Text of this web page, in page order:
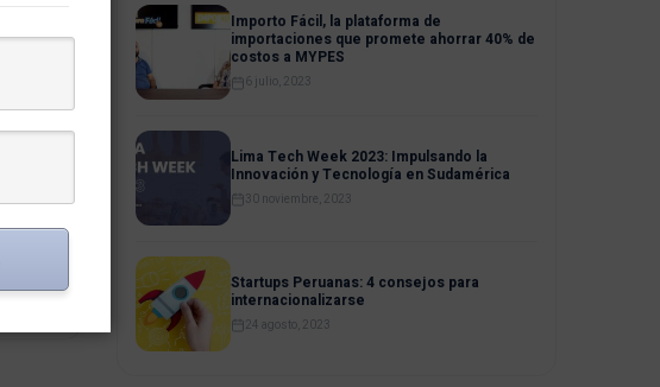
Importo Fácil, la plataforma de
importaciones que promete ahorrar 40% de
costos a MYPES
6 julio, 2023
Lima Tech Week 2023: Impulsando la
Innovación y Tecnología en Sudamérica
30 noviembre, 2023
Startups Peruanas: 4 consejos para
internacionalizarse
24 agosto, 2023